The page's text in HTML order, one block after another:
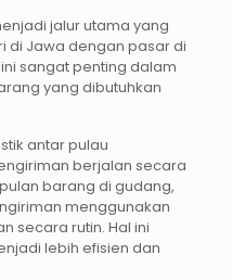
jalur utama yang
di Jawa dengan pasar di
sangat penting dalam
yang dibutuhkan
antar pulau
berjalan secara
barang di gudang,
menggunakan
secara rutin. Hal ini
lebih efisien dan